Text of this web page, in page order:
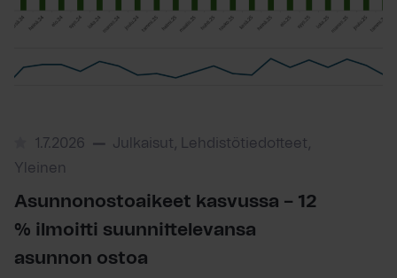
1.7.2026
Julkaisut, Lehdistötiedotteet,
Yleinen
Asunnonostoaikeet kasvussa – 12
% ilmoitti suunnittelevansa
asunnon ostoa